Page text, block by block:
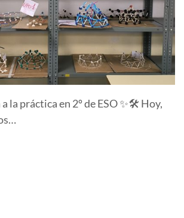
la práctica en 2º de ESO ✨🛠️ Hoy,